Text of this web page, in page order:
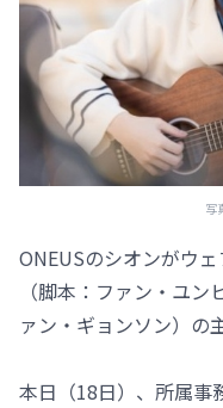
写
ONEUSのシオンがウ
（脚本：ファン・ユ
ァン・ギョンソン）の
本日（18日）、所属事